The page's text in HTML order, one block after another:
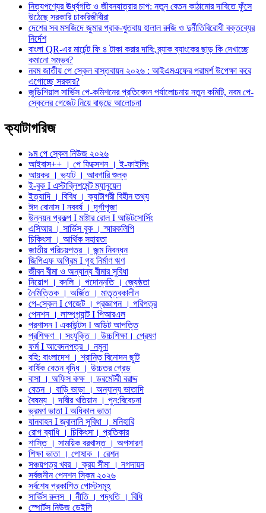
নিত্যপণ্যের ঊর্ধ্বগতি ও জীবনযাত্রার চাপ: নতুন বেতন কাঠামোর দাবিতে ফুঁসে
উঠেছে সরকারি চাকরিজীবীরা
দেশের সব মসজিদে জুমার প্রাক-খুতবায় হালাল রুজি ও দুর্নীতিবিরোধী বক্তব্যের
নির্দেশ
বাংলা QR-এর মার্চেন্ট ফি ৪ টাকা করার দাবি: ব্র্যাক ব্যাংকের ছাড় কি দেখাচ্ছে
কমানো সম্ভব?
নবম জাতীয় পে স্কেল বাস্তবায়ন ২০২৬ : আইএমএফের পরামর্শ উপেক্ষা করে
এগোচ্ছে সরকার?
জুডিশিয়াল সার্ভিস পে-কমিশনের প্রতিবেদন পর্যালোচনায় নতুন কমিটি, নবম পে-
স্কেলের গেজেট নিয়ে বাড়ছে আলোচনা
ক্যাটাগরিজ
৯ম পে স্কেল নিউজ ২০২৬
আইবাস++ । পে ফিক্সেশন । ই-ফাইলিং
আয়কর । ভ্যাট । আবগারি শুল্ক
ই-বুক I এস্টাব্লিশমেন্ট ম্যানুয়েল
ইত্যাদি । বিবিধ । ক্যাটাগরী বিহীন তথ্য
ঈদ বোনাস I নববর্ষ । দূর্গাপূজা
উন্নয়ন প্রকল্প I মাষ্টার রোল I আউটসোর্সিং
এসিআর । সার্ভিস বুক । স্মারকলিপি
চিকিৎসা । আর্থিক সহায়তা
জাতীয় পরিচয়পত্র । জন্ম নিবন্ধন
জিপিএফ অগ্রিম I গৃহ নির্মাণ ঋণ
জীবন বীমা ও অন্যান্য বীমার সুবিধা
নিয়োগ । বদলি । পদোন্নতি । জ্যেষ্ঠতা
নৈমিত্তিক । অর্জিত । মাতৃত্বকালীন
পে-স্কেল I গেজেট । প্রজ্ঞাপন । পরিপত্র
পেনশন । লাম্পগ্র্যান্ট I পিআরএল
প্রশাসন I একাউন্টস I অডিট আপত্তি
প্রশিক্ষণ । সংযুক্তি । উচ্চশিক্ষা। প্রেষণ
ফর্ম I আবেদনপত্র । নমুনা
বহি: বাংলাদেশ । শ্রান্তি বিনোদন ছুটি
বার্ষিক বেতন বৃদ্ধি । উচ্চতর গ্রেড
বাসা । অফিস কক্ষ । ডরমেটরী বরাদ্দ
বেতন । বাড়ি ভাড়া । অন্যান্য ভাতাদি
বৈষম্য । দাবীর খতিয়ান । পুন:বিবেচনা
ভ্রমণ ভাতা I অধিকাল ভাতা
যানবাহন I জ্বালানি সুবিধা । মনিহারি
রোগ ব্যাধি । চিকিৎসা। প্রতিকার
শাস্তি । সাময়িক বরখাস্ত । অপসারণ
শিক্ষা ভাতা । পোষাক । রেশন
সঞ্চয়পত্র খবর । ক্রয় সীমা । নগদায়ন
সর্বজনীন পেনশন স্কিম ২০২৬
সর্বশেষ প্রকাশিত পোস্টসমূহ
সার্ভিস রুলস । নীতি । পদ্ধতি । বিধি
স্পোর্টস নিউজ ডেইলি